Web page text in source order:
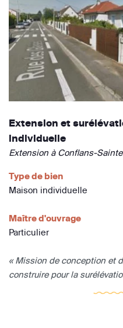
Extension et
individuelle
Extension à Conflans-
Type de bien
Maison individuelle
Maître d'ouvrage
Particulier
« Mission de conception et
construire pour la